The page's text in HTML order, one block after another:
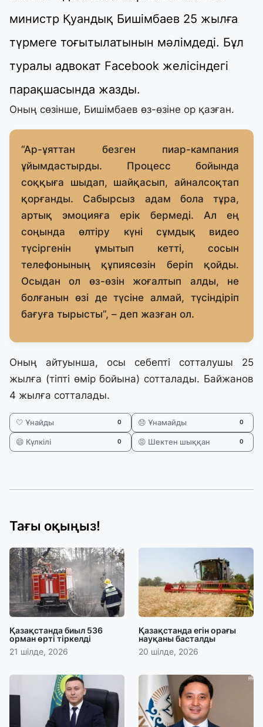
министр Қуандық Бишімбаев 25 жылға
түрмеге тоғытылатынын мәлімдеді. Бұл
туралы адвокат Facebook желісіндегі
парақшасында жазды.
Оның сөзінше, Бишімбаев өз-өзіне ор қазған.
“Ар-ұяттан безген пиар-кампания
ұйымдастырды. Процесс бойында
соққыға шыдап, шайқасып, айналсоқтап
қорғанды. Сабырсыз адам бола тұра,
артық эмоцияға ерік бермеді. Ал ең
соңында өлтіру күні сұмдық видео
түсіргенін ұмытып кетті, сосын
телефонының құпиясөзін беріп қойды.
Осыдан ол өз-өзін жоғалтып алды, не
болғанын өзі де түсіне алмай, түсіндіріп
бағуға тырысты”, – деп жазған ол.
Оның айтуынша, осы себепті сотталушы 25
жылға (тіпті өмір бойына) сотталады. Байжанов
4 жылға сотталады.
🤍 Ұнайды 0 😞 Ұнамайды 0
😄 Күлкілі 0 😡 Шектен шыққан 0
Тағы оқыңыз!
Қазақстанда биыл 536
орман өрті тіркелді
21 шілде, 2026
Қазақстанда егін орағы
науқаны басталды
20 шілде, 2026